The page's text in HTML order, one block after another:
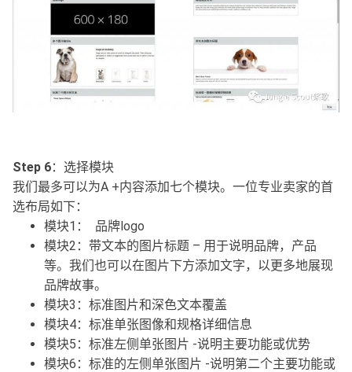
Step 6：选择模块
我们最多可以为A +内容添加七个模块。一位专业卖家的首
选布局如下：
模块1： 品牌logo
模块2：带文本的图片标题 – 用于说明品牌，产品
等。我们也可以在图片下方添加文字，以更多地展现
品牌故事。
模块3：标准图片和深色文本覆盖
模块4：标准单张图像和规格详细信息
模块5：标准左侧单张图片 -说明主要功能或优势
模块6：标准的左侧单张图片 -说明第二个主要功能或